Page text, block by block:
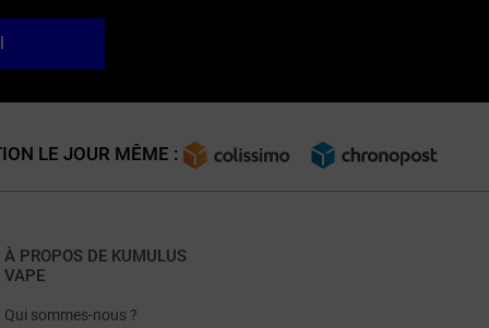
LE JOUR MÊME :
À PROPOS DE KUMULUS
VAPE
Qui sommes-nous ?